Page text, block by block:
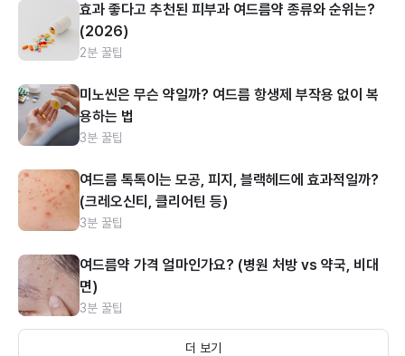
효과 좋다고 추천된 피부과 여드름약 종류와 순위는?
(2026)
2분 꿀팁
미노씬은 무슨 약일까? 여드름 항생제 부작용 없이 복
용하는 법
3분 꿀팁
여드름 톡톡이는 모공, 피지, 블랙헤드에 효과적일까?
(크레오신티, 클리어틴 등)
3분 꿀팁
여드름약 가격 얼마인가요? (병원 처방 vs 약국, 비대
면)
3분 꿀팁
더 보기